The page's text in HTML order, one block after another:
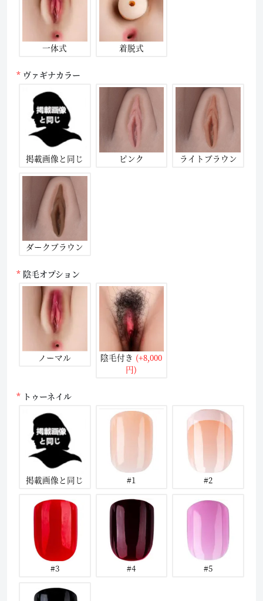
一体式 着脱式
ヴァギナカラー
掲載画像と同じ ピンク ライトブラウン
ダークブラウン
陰毛オプション
ノーマル 陰毛付き (+8,000
円)
トゥーネイル
掲載画像と同じ #1 #2
#3 #4 #5